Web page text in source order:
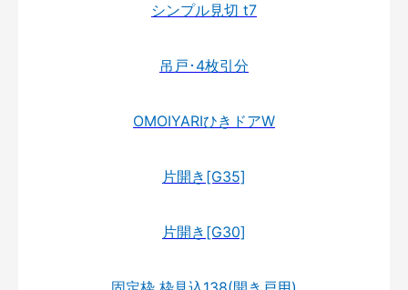
シンプル見切 t7
吊戸･4枚引分
OMOIYARIひきドアW
片開き[G35]
片開き[G30]